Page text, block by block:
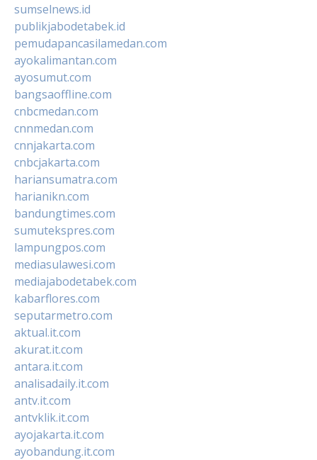
sumselnews.id
publikjabodetabek.id
pemudapancasilamedan.com
ayokalimantan.com
ayosumut.com
bangsaoffline.com
cnbcmedan.com
cnnmedan.com
cnnjakarta.com
cnbcjakarta.com
hariansumatra.com
harianikn.com
bandungtimes.com
sumutekspres.com
lampungpos.com
mediasulawesi.com
mediajabodetabek.com
kabarflores.com
seputarmetro.com
aktual.it.com
akurat.it.com
antara.it.com
analisadaily.it.com
antv.it.com
antvklik.it.com
ayojakarta.it.com
ayobandung.it.com